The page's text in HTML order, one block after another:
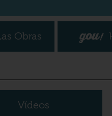
Obras
Vídeos